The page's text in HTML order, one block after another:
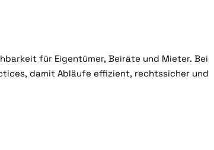
für Eigentümer, Beiräte und Mieter. Bei
damit Abläufe effizient, rechtssicher und